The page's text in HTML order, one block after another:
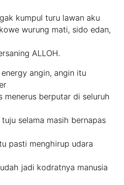
kumpul turu lawan aku
wurung mati, sido edan,
ALLOH.
angin, angin itu
menerus berputar di seluruh
selama masih bernapas
pasti menghirup udara
jadi kodratnya manusia